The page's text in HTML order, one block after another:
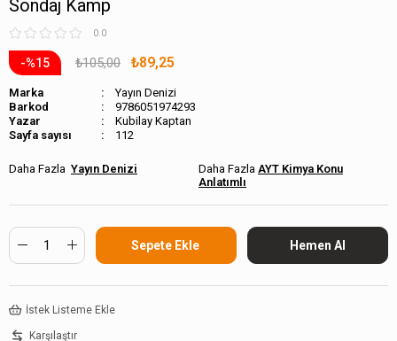
Sondaj Kamp
0.0
15 ₺105,00 ₺89,25
Marka
Yayın Denizi
Barkod
9786051974293
Kubilay Kaptan
Sayfa sayısı
112
Yayın Denizi
AYT Kimya Konu
Anlatımlı
İstek Listeme Ekle
Karşılaştır